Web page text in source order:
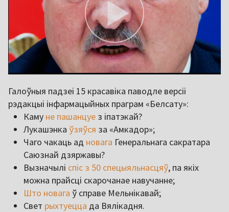
Галоўныя падзеі 15 красавіка паводле версіі
рэдакцыі інфармацыйных праграм «Белсату»:
Каму не пашанцуе з іпатэкай?
Лукашэнка ўзяўся за «Амкадор»;
Чаго чакаць ад новага Генеральнага сакратара
Саюзнай дзяржавы?
Вызначылі спіс з 50 спецыяльнасцяў, па якіх
можна прайсці скарочанае навучанне;
Што новага ў справе Мельнікавай;
Свет рыхтуецца да Вялікадня.